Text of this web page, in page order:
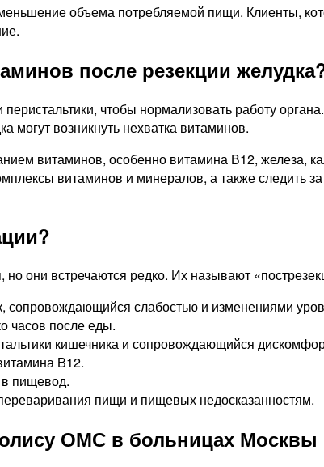
объема потребляемой пищи. Клиенты,
после резекции
чтобы нормализовать работу
могут возникнуть нехватка витаминов.
витаминов, особенно витамина В12, железа,
витаминов и минералов, а также следить
они встречаются редко. Их называют
слабостью и изменениями
часов после еды.
кишечника и сопровождающийся
B12.
пищевод.
пищи и пищевых недосказанностям.
ОМС в больницах Москвы